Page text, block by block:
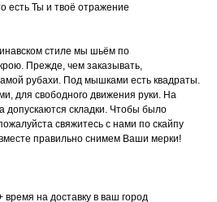
есть Ты и твоё отражение
стиле мы шьём по
Прежде, чем заказывать,
рубахи. Под мышками есть квадраты.
для свободного движения руки. На
допускаются складки. Чтобы было
свяжитесь с нами по скайпу
правильно снимем Ваши мерки!
на доставку в ваш город